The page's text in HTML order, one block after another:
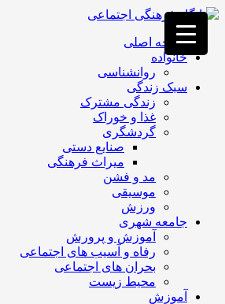
فصد
خون
غرب
تهران
خشکشویی
تصفیه
تهران
صفحه اصلی
خانواده
روانشناسی
سبک زندگی
زندگی مشترک
غذا و خوراک
گردشگری
صنایع دستی
میراث فرهنگی
مد و فشن
موسیقی
ورزش
جامعه شهری
آموزش و پرورش
رفاه و آسیب های اجتماعی
بحران های اجتماعی
محیط زیست
آموزش